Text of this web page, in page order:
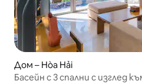
Дом – Hòa Hải
Басейн с 3 спални с изглед